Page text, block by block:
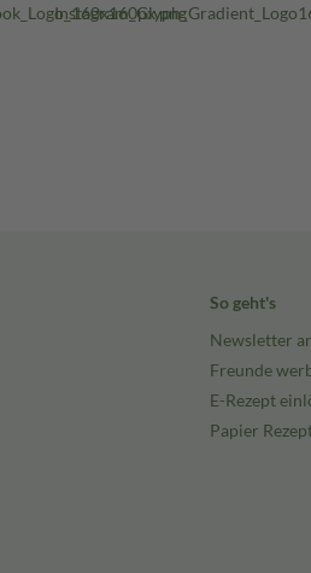
So geht's
Newsletter
Freunde
E-Rezept
Papier